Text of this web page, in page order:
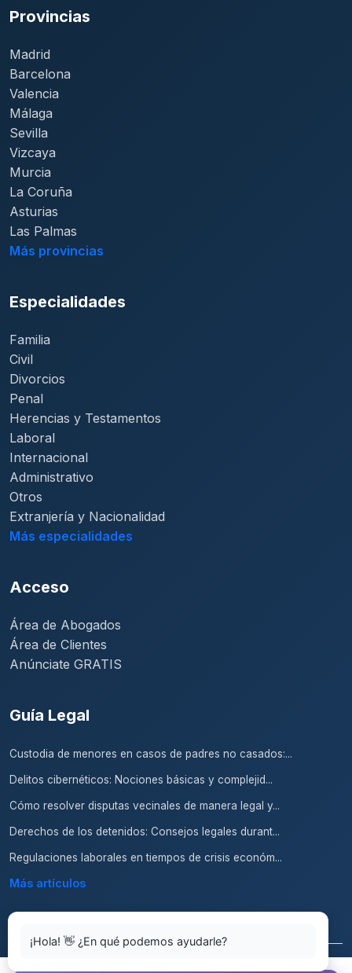
Provincias
Madrid
Barcelona
Valencia
Málaga
Sevilla
Vizcaya
Murcia
La Coruña
Asturias
Las Palmas
Más provincias
Especialidades
Familia
Civil
Divorcios
Penal
Herencias y Testamentos
Laboral
Internacional
Administrativo
Otros
Extranjería y Nacionalidad
Más especialidades
Acceso
Área de Abogados
Área de Clientes
Anúnciate GRATIS
Guía Legal
Custodia de menores en casos de padres no casados:...
Delitos cibernéticos: Nociones básicas y complejid...
Cómo resolver disputas vecinales de manera legal y...
Derechos de los detenidos: Consejos legales durant...
Regulaciones laborales en tiempos de crisis económ...
Más artículos
¡Hola! 👋 ¿En qué podemos ayudarle?